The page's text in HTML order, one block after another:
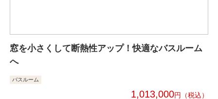
窓を小さくして断熱性アップ！快適なバスルーム
へ
バスルーム
1,013,000円